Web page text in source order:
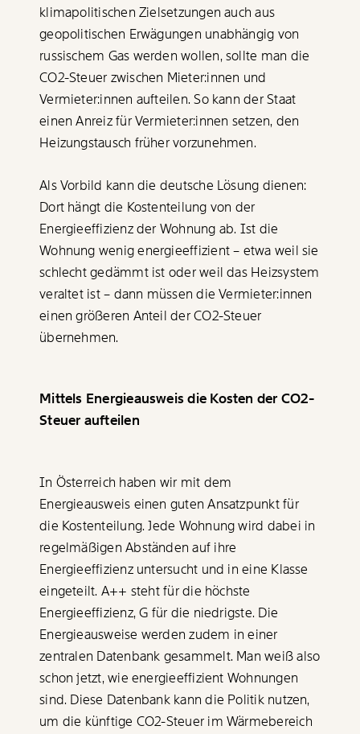
klimapolitischen Zielsetzungen auch aus
geopolitischen Erwägungen unabhängig von
russischem Gas werden wollen, sollte man die
CO2-Steuer zwischen Mieter:innen und
Vermieter:innen aufteilen. So kann der Staat
einen Anreiz für Vermieter:innen setzen, den
Heizungstausch früher vorzunehmen.
Als Vorbild kann die deutsche Lösung dienen:
Dort hängt die Kostenteilung von der
Energieeffizienz der Wohnung ab. Ist die
Wohnung wenig energieeffizient – etwa weil sie
schlecht gedämmt ist oder weil das Heizsystem
veraltet ist – dann müssen die Vermieter:innen
einen größeren Anteil derCO2-Steuer
übernehmen.
Mittels Energieausweis die Kosten der CO2-
Steuer aufteilen
In Österreich haben wir mit dem
Energieausweis einen guten Ansatzpunkt für
die Kostenteilung. Jede Wohnung wird dabei in
regelmäßigen Abständen auf ihre
Energieeffizienz untersucht und in eine Klasse
eingeteilt. A++ steht für die höchste
Energieeffizienz, G für die niedrigste. Die
Energieausweise werden zudem in einer
zentralen Datenbank gesammelt. Man weiß also
schon jetzt, wie energieeffizient Wohnungen
sind. Diese Datenbank kann die Politik nutzen,
um die künftige CO2-Steuer im Wärmebereich